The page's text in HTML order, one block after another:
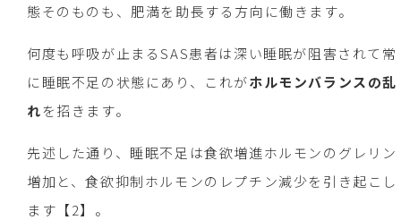
態そのものも、肥満を助長する方向に働きます。
何度も呼吸が止まるSAS患者は深い睡眠が阻害されて常
に睡眠不足の状態にあり、これがホルモンバランスの乱
れを招きます。
先述した通り、睡眠不足は食欲増進ホルモンのグレリン
増加と、食欲抑制ホルモンのレプチン減少を引き起こし
ます【2】。